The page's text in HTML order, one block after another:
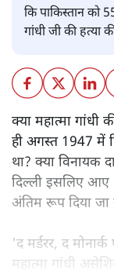
कि पाकिस्तान को
गांधी जी की हत्या
क्या महात्मा
ही अगस्त 1947 में
था? क्या विनायक
दिल्ली इसलिए आए
अंतिम रूप दिया
'द मर्डरर, द
महात्मा गांधी